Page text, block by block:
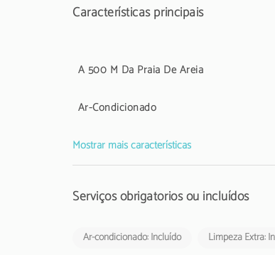
Características principais
A 500 M Da Praia De Areia
Ar-Condicionado
Mostrar mais características
Serviços obrigatórios ou incluídos
Ar-condicionado: Incluído Limpeza Extra: